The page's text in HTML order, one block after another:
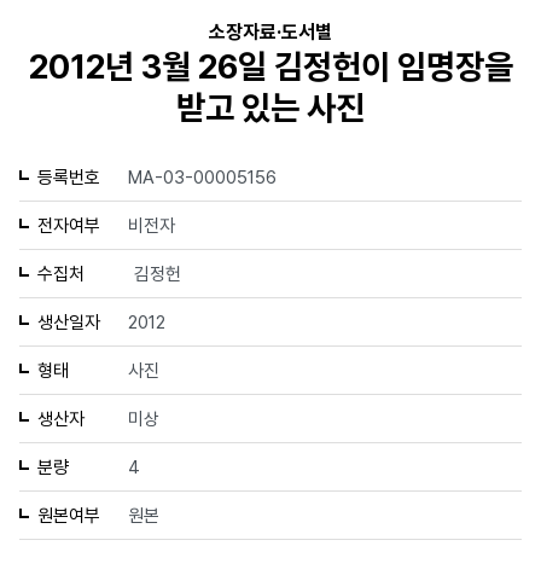
소장자료·도서별
2012년 3월 26일 김정헌이 임명장을
받고 있는 사진
등록번호 MA-03-00005156
전자여부 비전자
수집처 김정헌
생산일자 2012
형태 사진
생산자 미상
분량 4
원본여부 원본